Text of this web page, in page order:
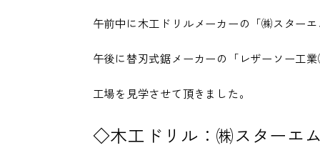
午前中に木工ドリルメーカーの「㈱スター
午後に替刃式鋸メーカーの「レザーソー工
工場を見学させて頂きました。
◇木工ドリル：㈱スターエ